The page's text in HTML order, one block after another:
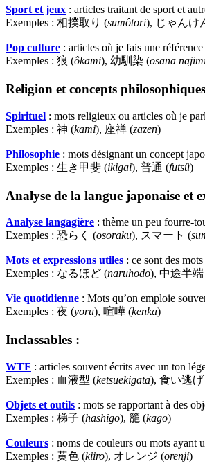
Sport et jeux : articles traitant de sport et
Exemples : 相撲取り (sumôtori), じゃんけ
Pop culture : articles où je fais une
Exemples : 狼 (ôkami), 幼馴染 (osana
Religion et concepts
Spirituel : mots religieux ou articles où je
Exemples : 神 (kami), 座禅 (zazen)
Philosophie : mots désignant un concept
Exemples : 生き甲斐 (ikigai), 普通 (futsû)
Analyse de la langue japonaise et
Analyse langagière : thème un peu fourre-
Exemples : 恐らく (osoraku), スマート (
Mots et expressions utiles : ce sont des
Exemples : なるほど (naruhodo), 中途半
Vie quotidienne : Mots qu’on emploie
Exemples : 夜 (yoru), 喧嘩 (kenka)
Inclassables :
WTF : articles souvent écrits avec un ton
Exemples : 血液型 (ketsuekigata), 食い逃
Objets et outils : mots se rapportant à des
Exemples : 梯子 (hashigo), 籠 (kago)
Couleurs : noms de couleurs ou mots ayant
Exemples : 黄色 (kiiro), オレンジ (orenji)